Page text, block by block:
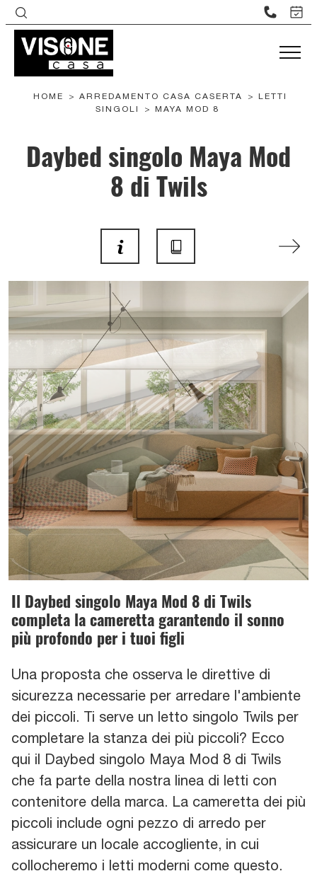
HOME > ARREDAMENTO CASA CASERTA > LETTI
SINGOLI
> MAYA MOD 8
Daybed singolo Maya Mod
8 di Twils
Il Daybed singolo Maya Mod 8 di Twils
completa la cameretta garantendo il sonno
più profondo per i tuoi figli
Una proposta che osserva le direttive di
sicurezza necessarie per arredare l'ambiente
dei piccoli. Ti serve un letto singolo Twils per
completare la stanza dei più piccoli? Ecco
qui il Daybed singolo Maya Mod 8 di Twils
che fa parte della nostra linea di letti con
contenitore della marca. La cameretta dei più
piccoli include ogni pezzo di arredo per
assicurare un locale accogliente, in cui
collocheremo i letti moderni come questo.